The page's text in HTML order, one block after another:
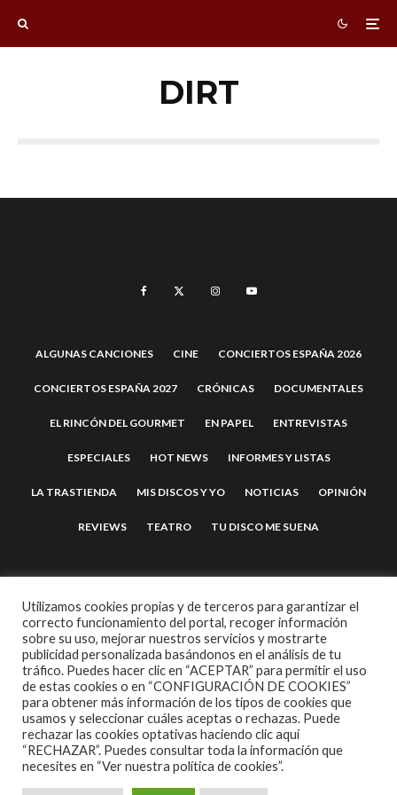
DIRT
ALGUNAS CANCIONES CINE CONCIERTOS ESPAÑA 2026
CONCIERTOS ESPAÑA 2027 CRÓNICAS DOCUMENTALES
EL RINCÓN DEL GOURMET EN PAPEL ENTREVISTAS
ESPECIALES HOT NEWS INFORMES Y LISTAS
LA TRASTIENDA MIS DISCOS Y YO NOTICIAS OPINIÓN
REVIEWS TEATRO TU DISCO ME SUENA
2007 COPYRIGHT -CODETIPITHEME
Utilizamos cookies propias y de terceros para garantizar el
correcto funcionamiento del portal, recoger información
sobre su uso, mejorar nuestros servicios y mostrarte
publicidad personalizada basándonos en el análisis de tu
tráfico. Puedes hacer clic en “ACEPTAR” para permitir el uso
de estas cookies o en “CONFIGURACIÓN DE COOKIES”
para obtener más información de los tipos de cookies que
usamos y seleccionar cuáles aceptas o rechazas. Puede
rechazar las cookies optativas haciendo clic aquí
“RECHAZAR”. Puedes consultar toda la información que
necesites en “Ver nuestra política de cookies”.